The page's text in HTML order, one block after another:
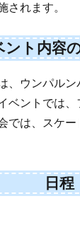
されます。
ント内容
、ウンパル
ベントでは
では、スケ
日程